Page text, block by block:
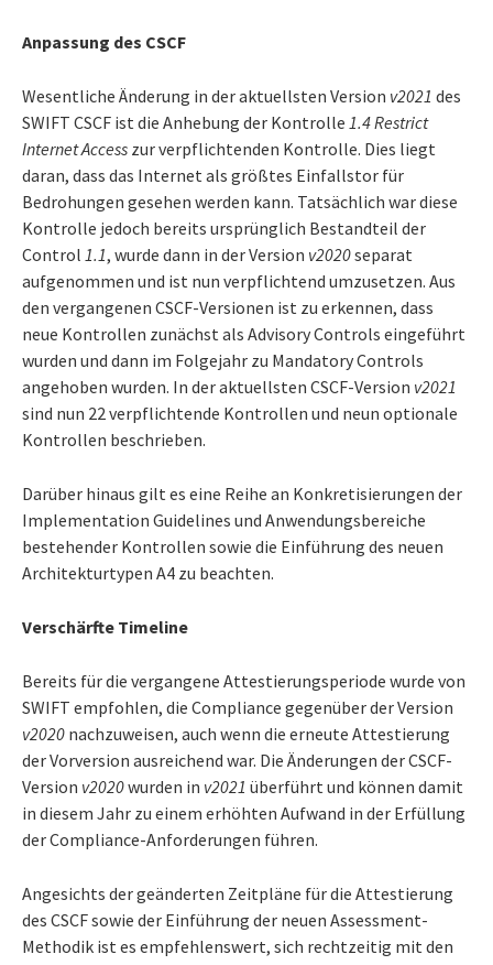
Anpassung des CSCF
Wesentliche Änderung in der aktuellsten Version v2021 des
SWIFT CSCF ist die Anhebung der Kontrolle 1.4 Restrict
Internet Access zur verpflichtenden Kontrolle. Dies liegt
daran, dass das Internet als größtes Einfallstor für
Bedrohungen gesehen werden kann. Tatsächlich war diese
Kontrolle jedoch bereits ursprünglich Bestandteil der
Control 1.1, wurde dann in der Version v2020separat
aufgenommen und ist nun verpflichtend umzusetzen. Aus
den vergangenen CSCF-Versionen ist zu erkennen, dass
neue Kontrollen zunächst als Advisory Controls eingeführt
wurden und dann im Folgejahr zu Mandatory Controls
angehoben wurden. In der aktuellsten CSCF-Version v2021
sind nun 22 verpflichtende Kontrollen und neun optionale
Kontrollen beschrieben.
Darüber hinaus gilt es eine Reihe an Konkretisierungen der
Implementation Guidelines und Anwendungsbereiche
bestehender Kontrollen sowie die Einführung des neuen
Architekturtypen A4 zu beachten.
Verschärfte Timeline
Bereits für die vergangene Attestierungsperiode wurde von
SWIFT empfohlen, die Compliance gegenüber der Version
v2020 nachzuweisen, auch wenn die erneute Attestierung
der Vorversion ausreichend war. Die Änderungen der CSCF-
Version v2020wurden in v2021 überführt und können damit
in diesem Jahr zu einem erhöhten Aufwand in der Erfüllung
der Compliance-Anforderungen führen.
Angesichts der geänderten Zeitpläne für die Attestierung
des CSCF sowie der Einführung der neuen Assessment-
Methodik ist es empfehlenswert, sich rechtzeitig mit den